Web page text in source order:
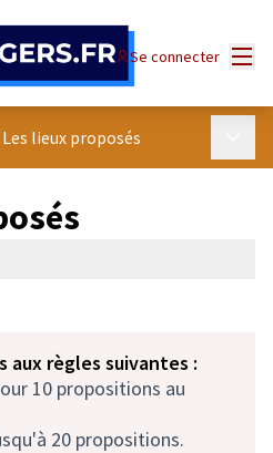
Se connecter
Les lieux proposés
aux règles suivantes :
10 propositions au
20 propositions.